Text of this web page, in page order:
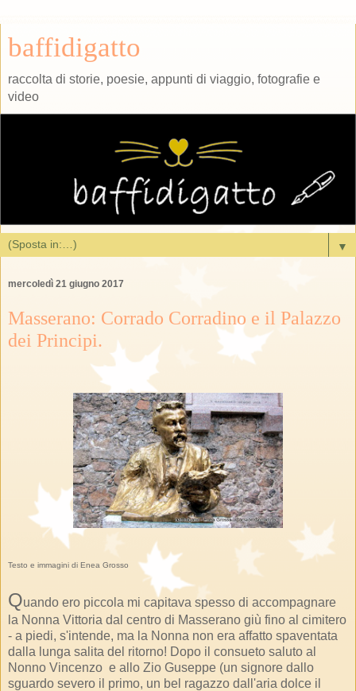
baffidigatto
raccolta di storie, poesie, appunti di viaggio, fotografie e
video
▼
mercoledì 21 giugno 2017
Masserano: Corrado Corradino e il Palazzo
dei Principi.
Testo e immagini di Enea Grosso
Quando ero piccola mi capitava spesso di accompagnare
la Nonna Vittoria dal centro di Masserano giù fino al cimitero
- a piedi, s'intende, ma la Nonna non era affatto spaventata
dalla lunga salita del ritorno! Dopo il consueto saluto al
Nonno Vincenzo e allo Zio Guseppe (un signore dallo
sguardo severo il primo, un bel ragazzo dall'aria dolce il